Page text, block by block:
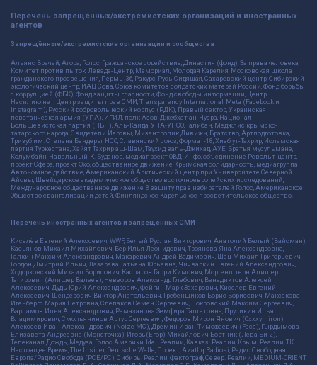
Перечень запрещённых/экстремистских организаций и иностранных
агентов
Запрещённые/экстремистские организации и сообщества
Альянс Врачей, Агора, Голос, Гражданское содействие, Династия (фонд), За права человека,
Комитет против пыток, Левада-Центр, Мемориал, Молодая Карелия, Московская школа
гражданского просвещения, Пермь-36, Ракурс, Русь Сидящая, Сахаровский центр, Сибирский
экологический центр, ИАЦ Сова, Союз комитетов солдатских матерей России, Фонд борьбы
с коррупцией (ФБК), Фонд защиты гласности, Фонд свободы информации, Центр
Насилию.нет, Центр защиты прав СМИ, Transparency International, Meta (Facebook и
Instagram), Русский добровольческий корпус (РДК), Правый сектор, Украинская
повстанческая армия (УПА), ИГИЛ, полк Азов, Джебхат ан-Нусра, Национал-
Большевистская партия (НБП), Аль-Каида, УНА-УНСО, Талибан, Меджлис крымско-
татарского народа, Свидетели Иеговы, Мизантропик Дивижн, Братство, Артподготовка,
Тризуб им. Степана Бандеры, НСО, Славянский союз, Формат-18, Хизб ут-Тахрир, Исламская
партия Туркестана, Хайят Тахрир аш-Шам, Таухид валь-Джихад, АУЕ, Братья мусульмане,
Колумбайн, Навальный, К. Буданов, медиапроект ОВД-Инфо, объединение Револьт-центр,
проект Сфера, проект Эхо, общественное движение Крымская солидарность, медиагруппа
Автономное действие, Американский Арктический центр при Университете Северной
Айовы, Швейцарское академическое общество восточноевропейских исследований,
Международное общественное движение В защиту прав избирателей Голос, Американское
Общество евангелизации детей, Финляндское Карельское просветительское общество.
Перечень иностранных агентов и запрещённых СМИ
Киселёв Евгений Алекссевич, WWF, Белый Руслан Викторович, Анатолий Белый (Вайсман),
Касьянов Михаил Михайлович, Бер Илья Леонидович, Троянова Яна Александровна,
Галкин Максим Александрович, Макаревич Андрей Вадимович, Шац Михаил Григорьевич,
Гордон Дмитрий Ильич, Лазарева Татьяна Юрьевна, Чичваркин Евгений Александрович,
Ходорковский Михаил Борисович, Каспаров Гарри Кимович, Моргенштерн Алишер
Тагирович (Алишер Валеев), Невзоров Александр Глебович, Венедиктов Алексей
Алексеевич, Дудь Юрий Александрович, Фейгин Марк Захарович, Киселев Евгений
Алексеевич, Шендерович Виктор Анатольевич, Гребенщиков Борис Борисович, Максакова-
Игенбергс Мария Петровна, Слепаков Семен Сергеевич, Покровский Максим Сергеевич,
Варламов Илья Александрович, Рамазанова Земфира Талгатовна, Прусикин Илья
Владимирович, Смольянинов Артур Сергеевич, Федоров Мирон Янович (Oxxxymiron),
Алексеев Иван Александрович (Noize MC), Дремин Иван Тимофеевич (Face), Гырдымова
Елизавета Андреевна (Монеточка), Игорь(Егор) Михайлович Бортник (Лёва Би-2),
Телеканал Дождь, Медуза, Голос Америки, Idel. Реалии, Кавказ. Реалии, Крым. Реалии, ТК
Настоящее Время, The Insider, Deutsche Welle, Проект, Azatliq Radiosi, Радио Свободная
Европа/Радио Свобода (PCE/PC), Сибирь. Реалии, Фактограф, Север. Реалии, MEDIUM-ORIENT,